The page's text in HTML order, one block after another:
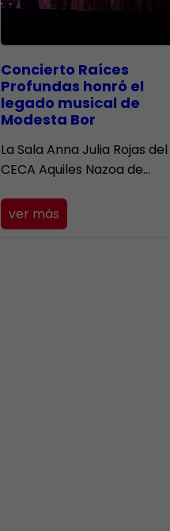
​Concierto Raíces
Profundas honró el
legado musical de
Modesta Bor
La Sala Anna Julia Rojas del
CECA Aquiles Nazoa de…
ver más